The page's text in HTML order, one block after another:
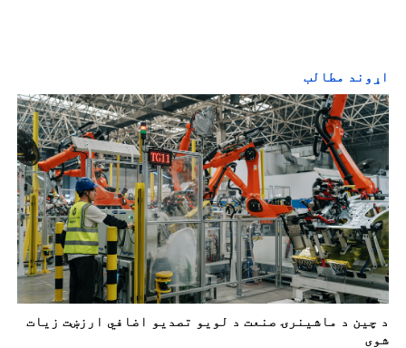
y
V
i
d
e
o
اړوند مطالب
د چین د ماشینرۍ صنعت د لويو تصدیو اضافي ارزښت زيات
شوی